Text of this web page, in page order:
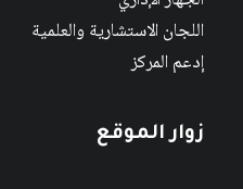
اللجان الاستشارية والعلمية
إدعم المركز
زوار الموقع